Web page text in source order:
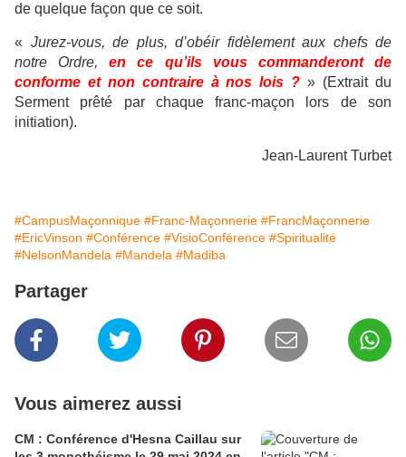
de quelque façon que ce soit.
« Jurez-vous, de plus, d’obéir fidèlement aux chefs de
notre Ordre,en ce qu’ils vous commanderont de
conforme et non contraire à nos lois ?» (Extrait du
Serment prêté par chaque franc-maçon lors de son
initiation).
Jean-Laurent Turbet
#CampusMaçonnique #Franc-Maçonnerie #FrancMaçonnerie
#EricVinson #Conférence #VisioConférence #Spiritualité
#NelsonMandela #Mandela #Madiba
Partager
Vous aimerez aussi
CM : Conférence d'Hesna Caillau sur